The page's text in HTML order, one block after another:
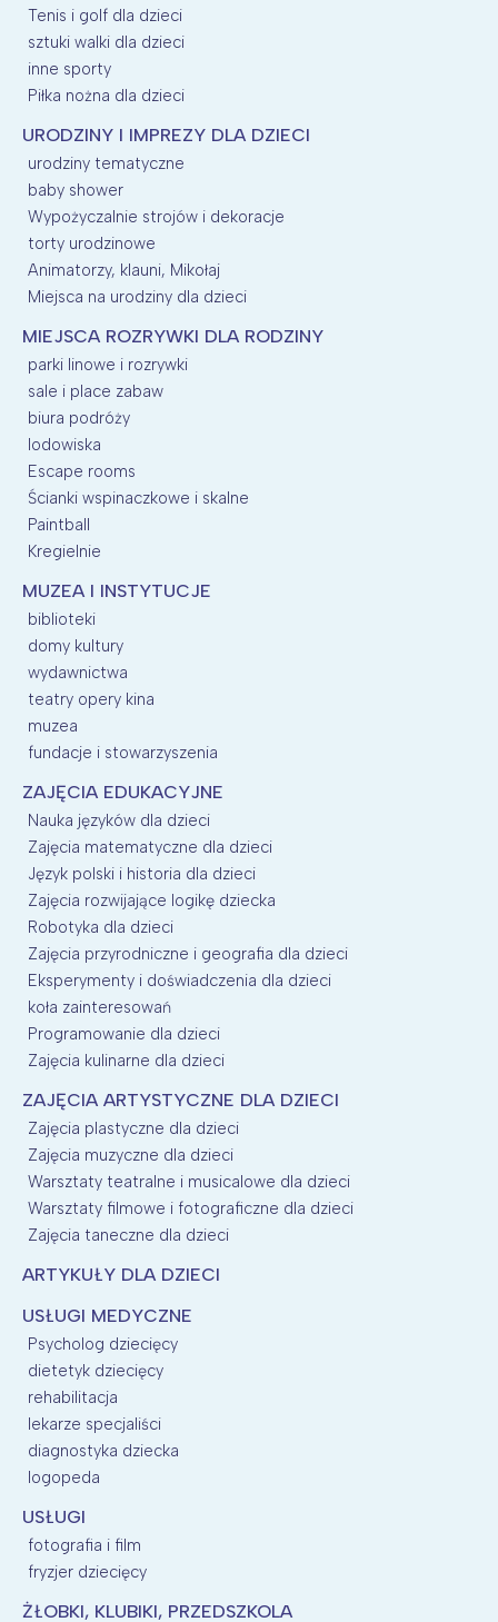
Tenis i golf dla dzieci
sztuki walki dla dzieci
inne sporty
Piłka nożna dla dzieci
URODZINY I IMPREZY DLA DZIECI
urodziny tematyczne
baby shower
Wypożyczalnie strojów i dekoracje
torty urodzinowe
Animatorzy, klauni, Mikołaj
Miejsca na urodziny dla dzieci
MIEJSCA ROZRYWKI DLA RODZINY
parki linowe i rozrywki
sale i place zabaw
biura podróży
lodowiska
Escape rooms
Ścianki wspinaczkowe i skalne
Paintball
Kregielnie
MUZEA I INSTYTUCJE
biblioteki
domy kultury
wydawnictwa
teatry opery kina
muzea
fundacje i stowarzyszenia
ZAJĘCIA EDUKACYJNE
Nauka języków dla dzieci
Zajęcia matematyczne dla dzieci
Język polski i historia dla dzieci
Zajęcia rozwijające logikę dziecka
Robotyka dla dzieci
Zajęcia przyrodniczne i geografia dla dzieci
Eksperymenty i doświadczenia dla dzieci
koła zainteresowań
Programowanie dla dzieci
Zajęcia kulinarne dla dzieci
ZAJĘCIA ARTYSTYCZNE DLA DZIECI
Zajęcia plastyczne dla dzieci
Zajęcia muzyczne dla dzieci
Warsztaty teatralne i musicalowe dla dzieci
Warsztaty filmowe i fotograficzne dla dzieci
Zajęcia taneczne dla dzieci
ARTYKUŁY DLA DZIECI
USŁUGI MEDYCZNE
Psycholog dziecięcy
dietetyk dziecięcy
rehabilitacja
lekarze specjaliści
diagnostyka dziecka
logopeda
USŁUGI
fotografia i film
fryzjer dziecięcy
ŻŁOBKI, KLUBIKI, PRZEDSZKOLA